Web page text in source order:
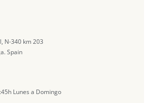
N-340 km 203
Spain
Lunes a Domingo